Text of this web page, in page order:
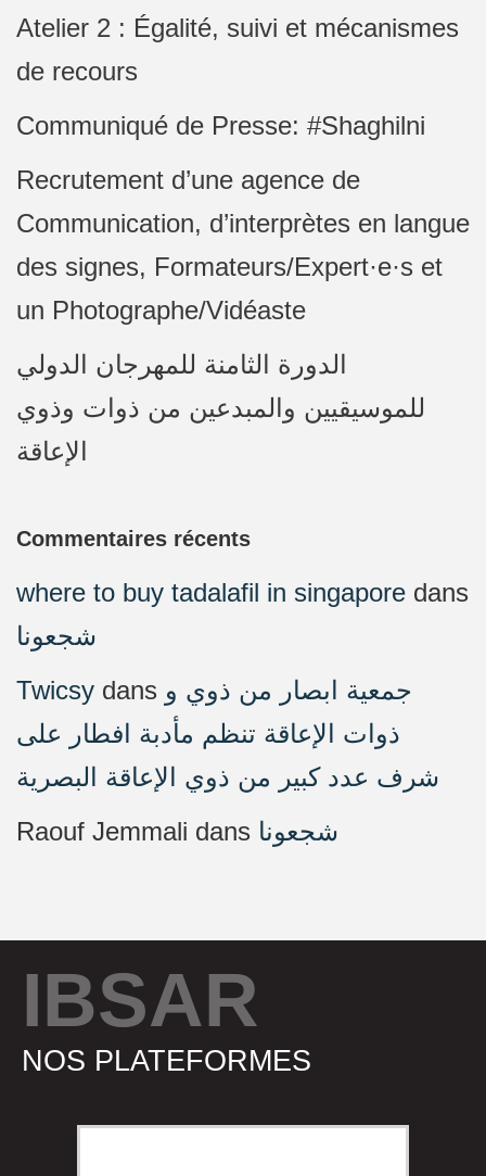
Atelier 2 : Égalité, suivi et mécanismes
de recours
Communiqué de Presse: #Shaghilni
Recrutement d’une agence de
Communication, d’interprètes en langue
des signes, Formateurs/Expert·e·s et
un Photographe/Vidéaste
الدورة الثامنة للمهرجان الدولي
للموسيقيين والمبدعين من ذوات وذوي
الإعاقة
Commentaires récents
where to buy tadalafil in singapore dans
شجعونا
Twicsy dans جمعية ابصار من ذوي و
ذوات الإعاقة تنظم مأدبة افطار على
شرف عدد كبير من ذوي الإعاقة البصرية
Raouf Jemmali dans شجعونا
IBSAR
NOS PLATEFORMES